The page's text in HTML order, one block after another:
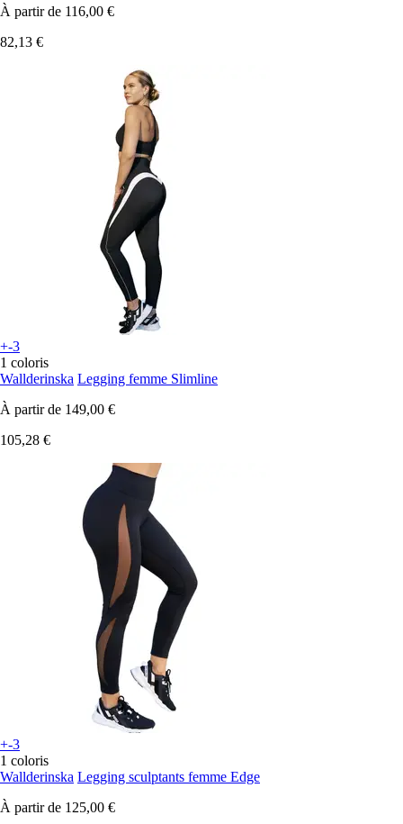
À partir de 116,00 €
82,13 €
+-3
1 coloris
Wallderinska Legging femme Slimline
À partir de 149,00 €
105,28 €
+-3
1 coloris
Wallderinska Legging sculptants femme Edge
À partir de 125,00 €